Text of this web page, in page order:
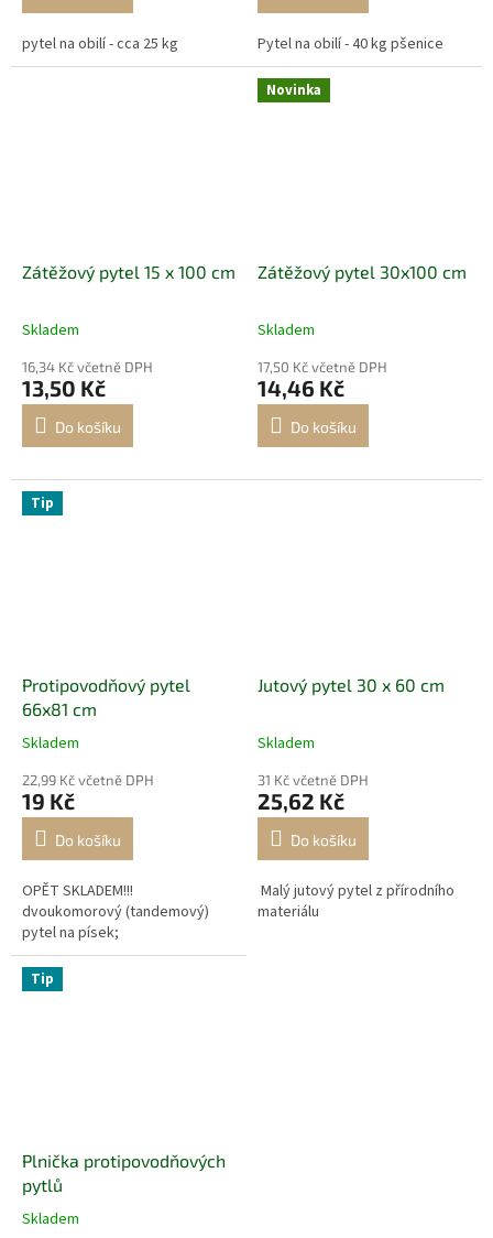
pytel na obilí - cca 25 kg Pytel na obilí - 40 kg pšenice
Zátěžový pytel 15 x 100 cm
Skladem
16,34 Kč včetně DPH
13,50 Kč
Do košíku
Novinka
Zátěžový pytel 30x100 cm
Skladem
17,50 Kč včetně DPH
14,46 Kč
Do košíku
Tip
Protipovodňový pytel
66x81 cm
Skladem
22,99 Kč včetně DPH
19 Kč
Do košíku
OPĚT SKLADEM!!!
dvoukomorový (tandemový)
pytel na písek;
Jutový pytel 30 x 60 cm
Skladem
31 Kč včetně DPH
25,62 Kč
Do košíku
Malý jutový pytel z přírodního
materiálu
Tip
Plnička protipovodňových
pytlů
Skladem